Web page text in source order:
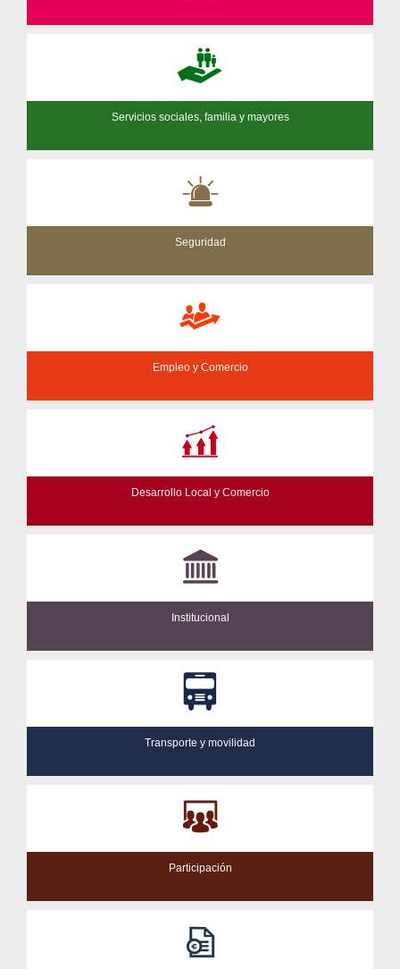
Servicios sociales, familia y mayores
Seguridad
Empleo y Comercio
Desarrollo Local y Comercio
Institucional
Transporte y movilidad
Participación